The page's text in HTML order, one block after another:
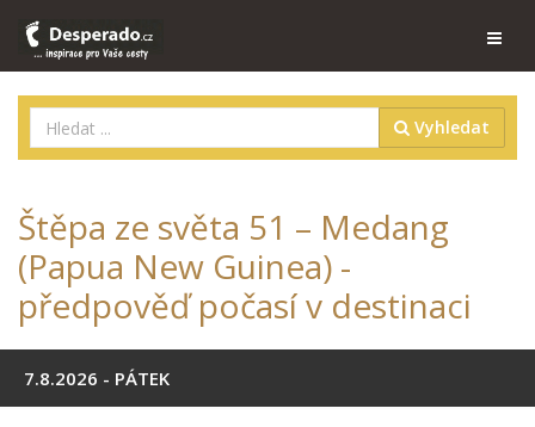
Vyhledat
Štěpa ze světa 51 – Medang
(Papua New Guinea) -
předpověď počasí v destinaci
7.8.2026 - PÁTEK